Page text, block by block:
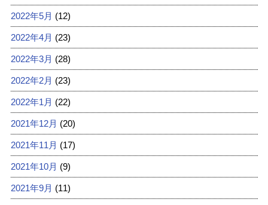
2022年5月 (12)
2022年4月 (23)
2022年3月 (28)
2022年2月 (23)
2022年1月 (22)
2021年12月 (20)
2021年11月 (17)
2021年10月 (9)
2021年9月 (11)